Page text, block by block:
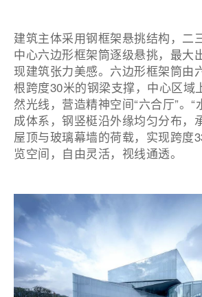
建筑主体采用钢框架悬挑结构，二
中心六边形框架筒逐级悬挑，最大
现建筑张力美感。六边形框架筒由
根跨度30米的钢梁支撑，中心区域
然光线，营造精神空间“六合厅”。“
成体系，钢竖梃沿外缘均匀分布，
屋顶与玻璃幕墙的荷载，实现跨度
览空间，自由灵活，视线通透。